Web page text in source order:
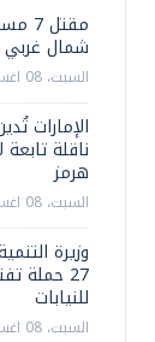
شمال غربي
السبت، 08 اغسطس 2026 02:20 م
الإمارات
ناقلة
هرمز
السبت، 08 اغسطس 2026 02:17 م
وزيرة
للنيابات
السبت، 08 اغسطس 2026 02:16 م